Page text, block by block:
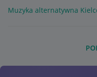
Muzyka alternatywna